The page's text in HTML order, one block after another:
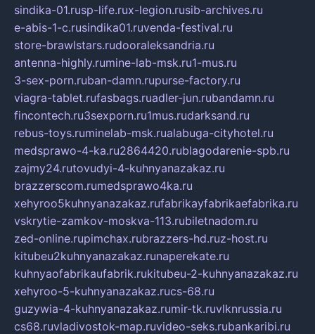
sindika-01.rusp-life.rux-legion.rusib-archives.ru
e-abis-1-c.rusindika01.ruvenda-festival.ru
store-brawlstars.rudooraleksandria.ru
antenna-highly.rumine-lab-msk.ru1-mus.ru
3-sex-porn.ruban-damn.rupurse-factory.ru
viagra-tablet.rufasbags.ruadler-jun.rubandamn.ru
fincontech.ru3sexporn.ru1mus.rudarksand.ru
rebus-toys.ruminelab-msk.rualabuga-cityhotel.ru
medsprawo-4-ka.ru2864420.rublagodarenie-spb.ru
zajmy24.rutovudyi-4-kuhnyanazakaz.ru
brazzerscom.rumedsprawo4ka.ru
xehyroo5kuhnyanazakaz.rufabrikayfabrikaefabrika.ru
vskrytie-zamkov-moskva-113.rubiletnadom.ru
zed-online.rupimchax.rubrazzers-hd.ruz-host.ru
kitubeu2kuhnyanazakaz.runaperekate.ru
kuhnyaofabrikaufabrik.rukitubeu-2-kuhnyanazakaz.ru
xehyroo-5-kuhnyanazakaz.rucs-68.ru
guzywia-4-kuhnyanazakaz.rumir-tk.ruvlknrussia.ru
cs68.ruvladivostok-map.ruvideo-seks.rubankaribi.ru